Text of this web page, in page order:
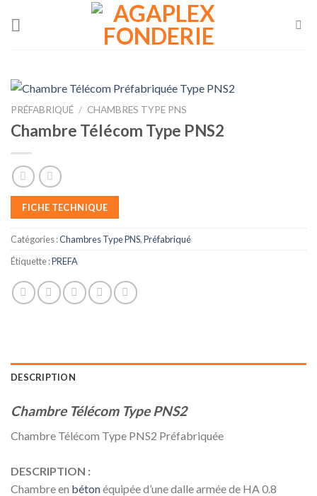
PRÉFABRIQUÉ / CHAMBRES TYPE PNS
Chambre Télécom Type PNS2
FICHE TECHNIQUE
Catégories :Chambres Type PNS,Préfabriqué
Étiquette :PREFA
DESCRIPTION
Chambre Télécom Type PNS2
Chambre Télécom Type PNS2 Préfabriquée
DESCRIPTION :
Chambre en bétonéquipée d’une dalle armée de HA 0.8